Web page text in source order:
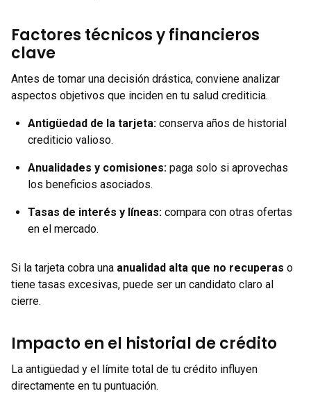
Factores técnicos y financieros
clave
Antes de tomar una decisión drástica, conviene analizar
aspectos objetivos que inciden en tu salud crediticia.
Antigüedad de la tarjeta: conserva años de historial
crediticio valioso.
Anualidades y comisiones: paga solo si aprovechas
los beneficios asociados.
Tasas de interés y líneas: compara con otras ofertas
en el mercado.
Si la tarjeta cobra una anualidad alta que no recuperas o
tiene tasas excesivas, puede ser un candidato claro al
cierre.
Impacto en el historial de crédito
La antigüedad y el límite total de tu crédito influyen
directamente en tu puntuación.